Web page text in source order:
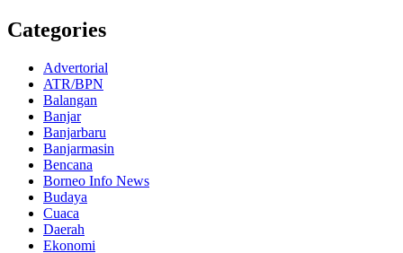
Categories
Advertorial
ATR/BPN
Balangan
Banjar
Banjarbaru
Banjarmasin
Bencana
Borneo Info News
Budaya
Cuaca
Daerah
Ekonomi